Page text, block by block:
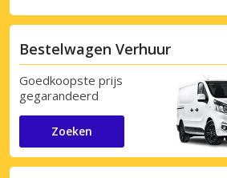
Bestelwagen Verhuur
Goedkoopste prijs
gegarandeerd
Zoeken